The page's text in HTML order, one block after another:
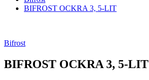
BIFROST OCKRA 3, 5-LIT
Bifrost
BIFROST OCKRA 3, 5-LIT